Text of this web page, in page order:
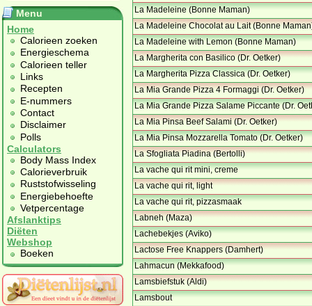
Menu
Home
Calorieen zoeken
Energieschema
Calorieen teller
Links
Recepten
E-nummers
Contact
Disclaimer
Polls
Calculators
Body Mass Index
Calorieverbruik
Ruststofwisseling
Energiebehoefte
Vetpercentage
Afslanktips
Diëten
Webshop
Boeken
La Madeleine (Bonne Maman)
La Madeleine Chocolat au Lait (Bonne
La Madeleine with Lemon (Bonne Maman)
La Margherita con Basilico (Dr. Oetker)
La Margherita Pizza Classica (Dr. Oetker)
La Mia Grande Pizza 4 Formaggi (Dr. Oetker)
La Mia Grande Pizza Salame Piccante (Dr.
La Mia Pinsa Beef Salami (Dr. Oetker)
La Mia Pinsa Mozzarella Tomato (Dr. Oetker)
La Sfogliata Piadina (Bertolli)
La vache qui rit mini, creme
La vache qui rit, light
La vache qui rit, pizzasmaak
Labneh (Maza)
Lachebekjes (Aviko)
Lactose Free Knappers (Damhert)
Lahmacun (Mekkafood)
Lamsbiefstuk (Aldi)
Lamsbout